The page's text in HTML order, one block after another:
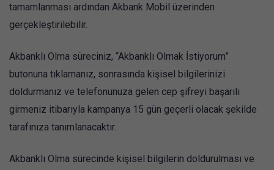
tamamlanması ardından Akbank Mobil üzerinden
gerçekleştirilebilir.
Akbanklı Olma süreciniz, “Akbanklı Olmak İstiyorum”
butonuna tıklamanız, sonrasında kişisel bilgilerinizi
doldurmanız ve telefonunuza gelen cep şifreyi başarılı
girmeniz itibarıyla kampanya 15 gün geçerli olacak şekilde
tarafınıza tanımlanacaktır.
Akbanklı Olma sürecinde kişisel bilgilerin doldurulması ve